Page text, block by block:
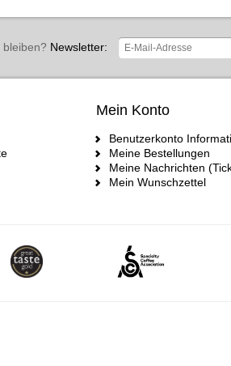
bleiben?Newsletter:
Mein Konto
Benutzerkonto
Meine Bestellungen
Meine Nachrichten
Mein Wunschzettel